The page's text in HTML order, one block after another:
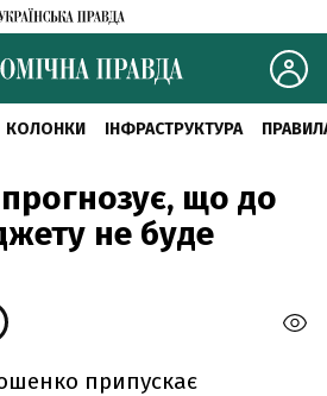
КОЛОНКИ ІНФРАСТРУКТУРА
що до
не буде
припускає